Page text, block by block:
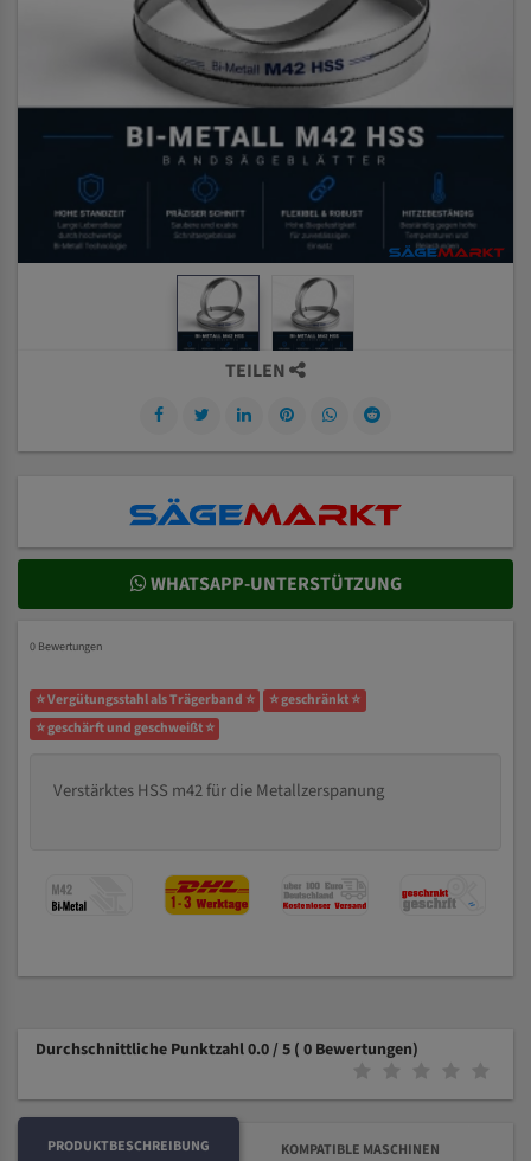
TEILEN
WHATSAPP-UNTERSTÜTZUNG
0 Bewertungen
⭐ Vergütungsstahl als Trägerband ⭐
⭐ geschränkt ⭐
⭐ geschärft und geschweißt ⭐
Verstärktes HSS m42 für die Metallzerspanung
Durchschnittliche Punktzahl 0.0 / 5 ( 0 Bewertungen)
PRODUKTBESCHREIBUNG KOMPATIBLE MASCHINEN